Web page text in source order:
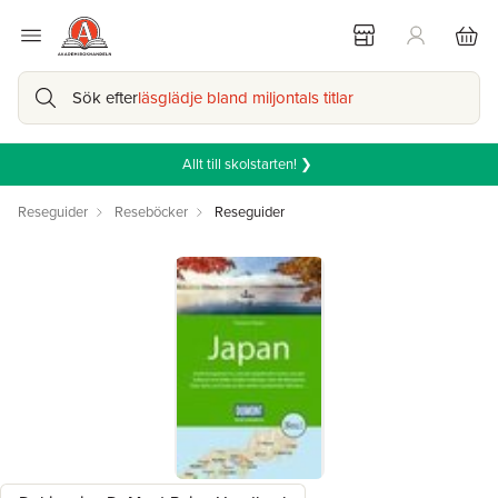
Sök efterläsglädje bland miljontals titlar
Allt till skolstarten! ❯
Reseguider Reseböcker Reseguider